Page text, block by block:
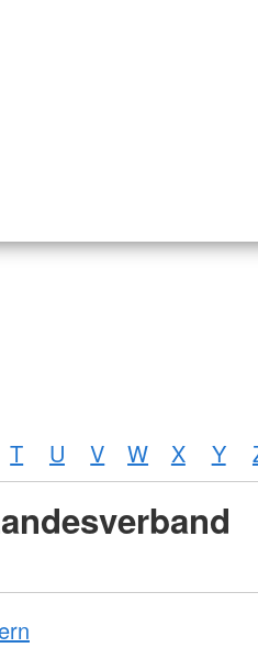
T U V W X Y